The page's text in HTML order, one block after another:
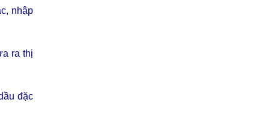
nhập
ra thị
đặc